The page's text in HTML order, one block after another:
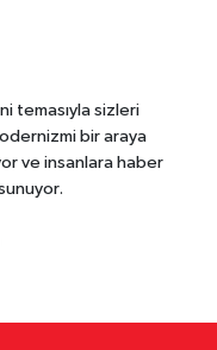
temasıyla sizleri
bir araya
ve insanlara haber